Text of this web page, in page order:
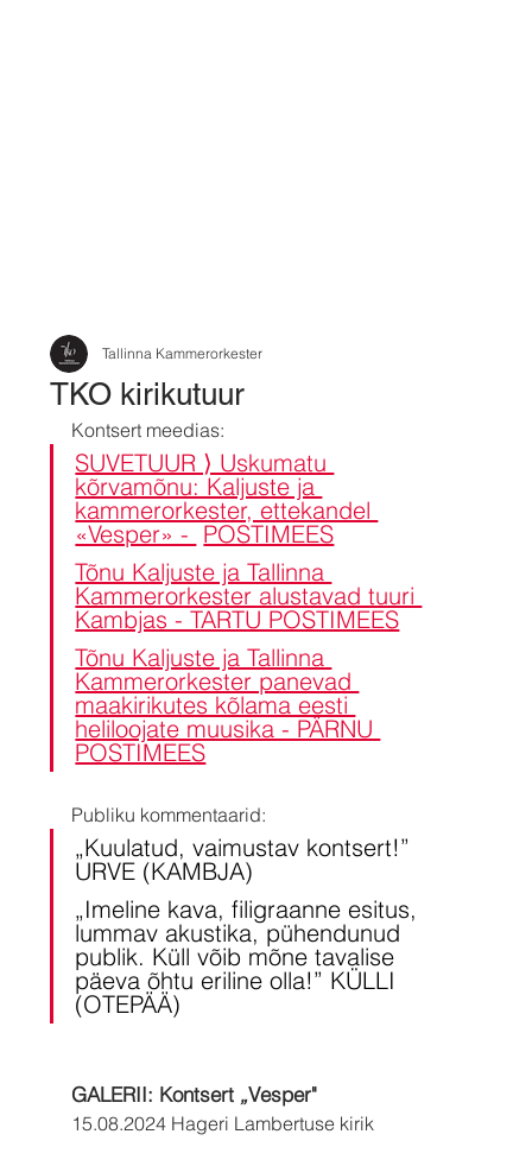
TKO kirikutuur
Tallinna Kammerorkester
Kontsert meedias:
SUVETUUR ⟩ Uskumatu
kõrvamõnu: Kaljuste ja
kammerorkester, ettekandel
«Vesper» - POSTIMEES
Tõnu Kaljuste ja Tallinna
Kammerorkester alustavad tuuri
Kambjas - TARTU POSTIMEES
Tõnu Kaljuste ja Tallinna
Kammerorkester panevad
maakirikutes kõlama eesti
heliloojate muusika - PÄRNU
POSTIMEES
Publiku kommentaarid:
„Kuulatud, vaimustav kontsert!”
URVE (KAMBJA)
„Imeline kava, filigraanne esitus,
lummav akustika, pühendunud
publik. Küll võib mõne tavalise
päeva õhtu eriline olla!” KÜLLI
(OTEPÄÄ)
GALERII: Kontsert „Vesper"
15.08.2024 Hageri Lambertuse kirik